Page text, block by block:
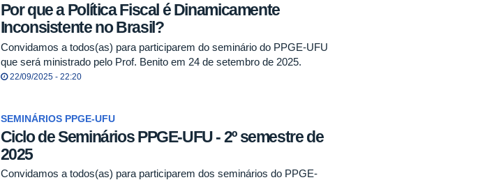
Por que a Política Fiscal é Dinamicamente
Inconsistente no Brasil?
Convidamos a todos(as) para participarem do seminário do PPGE-UFU
que será ministrado pelo Prof. Benito em 24 de setembro de 2025.
22/09/2025 - 22:20
SEMINÁRIOS PPGE-UFU
Ciclo de Seminários PPGE-UFU - 2º semestre de
2025
Convidamos a todos(as) para participarem dos seminários do PPGE-